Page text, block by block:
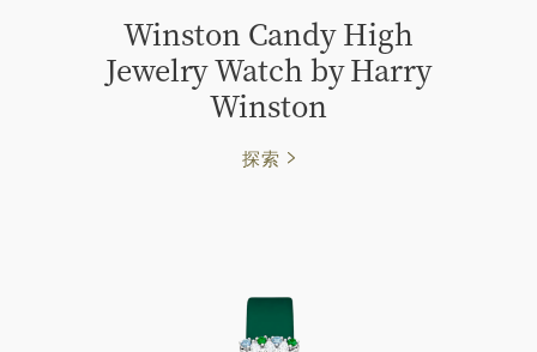
Winston Candy High
Jewelry Watch by Harry
Winston
探索